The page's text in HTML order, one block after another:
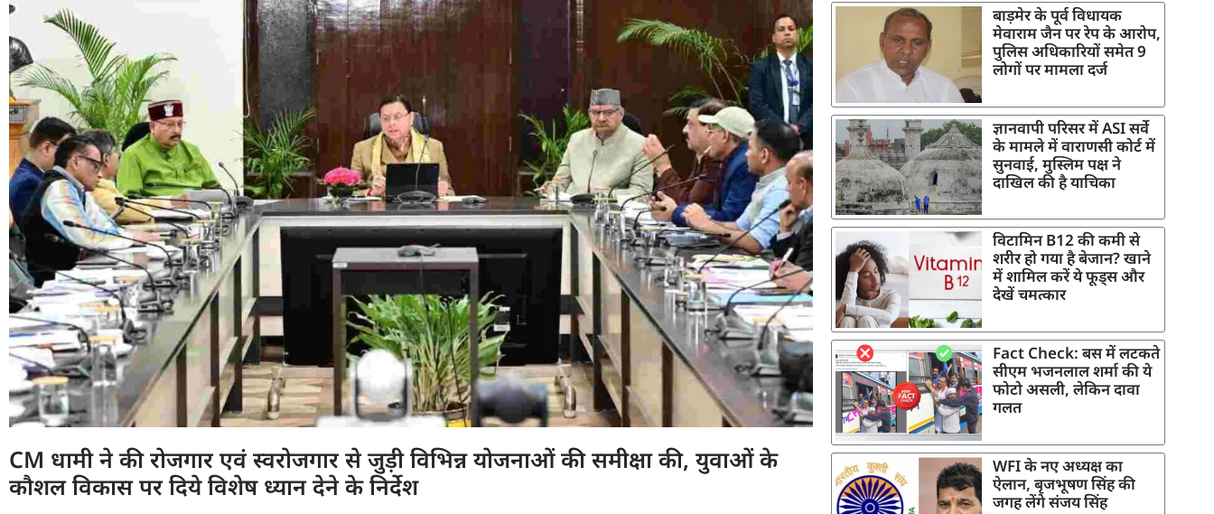
CM धामी ने की रोजगार एवं स्वरोजगार से जुड़ी विभिन्न योजनाओं की समीक्षा की, युवाओं के
कौशल विकास पर दिये विशेष ध्यान देने के निर्देश
बाड़मेर के पूर्व विधायक
मेवाराम जैन पर रेप के आरोप,
पुलिस अधिकारियों समेत 9
लोगों पर मामला दर्ज
ज्ञानवापी परिसर में ASI सर्वे
के मामले में वाराणसी कोर्ट में
सुनवाई, मुस्लिम पक्ष ने
दाखिल की है याचिका
विटामिन B12 की कमी से
शरीर हो गया है बेजान? खाने
में शामिल करें ये फूड्स और
देखें चमत्कार
Fact Check: बस में लटकते
सीएम भजनलाल शर्मा की ये
फोटो असली, लेकिन दावा
गलत
WFI के नए अध्यक्ष का
ऐलान, बृजभूषण सिंह की
जगह लेंगे संजय सिंह